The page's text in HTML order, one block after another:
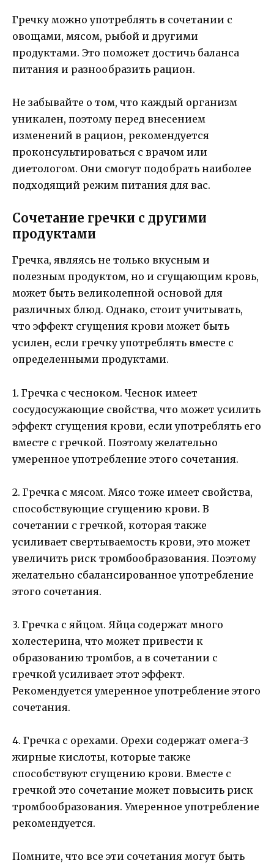
Гречку можно употреблять в сочетании с
овощами, мясом, рыбой и другими
продуктами. Это поможет достичь баланса
питания и разнообразить рацион.
Не забывайте о том, что каждый организм
уникален, поэтому перед внесением
изменений в рацион, рекомендуется
проконсультироваться с врачом или
диетологом. Они смогут подобрать наиболее
подходящий режим питания для вас.
Сочетание гречки с другими
продуктами
Гречка, являясь не только вкусным и
полезным продуктом, но и сгущающим кровь,
может быть великолепной основой для
различных блюд. Однако, стоит учитывать,
что эффект сгущения крови может быть
усилен, если гречку употреблять вместе с
определенными продуктами.
1. Гречка с чесноком. Чеснок имеет
сосудосужающие свойства, что может усилить
эффект сгущения крови, если употреблять его
вместе с гречкой. Поэтому желательно
умеренное употребление этого сочетания.
2. Гречка с мясом. Мясо тоже имеет свойства,
способствующие сгущению крови. В
сочетании с гречкой, которая также
усиливает свертываемость крови, это может
увеличить риск тромбообразования. Поэтому
желательно сбалансированное употребление
этого сочетания.
3. Гречка с яйцом. Яйца содержат много
холестерина, что может привести к
образованию тромбов, а в сочетании с
гречкой усиливает этот эффект.
Рекомендуется умеренное употребление этого
сочетания.
4. Гречка с орехами. Орехи содержат омега-3
жирные кислоты, которые также
способствуют сгущению крови. Вместе с
гречкой это сочетание может повысить риск
тромбообразования. Умеренное употребление
рекомендуется.
Помните, что все эти сочетания могут быть